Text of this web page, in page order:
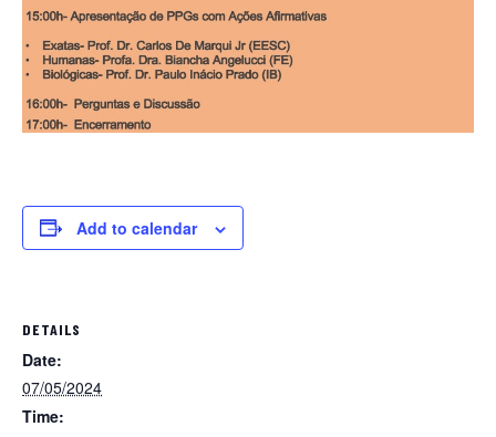
Add to calendar
DETAILS
Date:
07/05/2024
Time: